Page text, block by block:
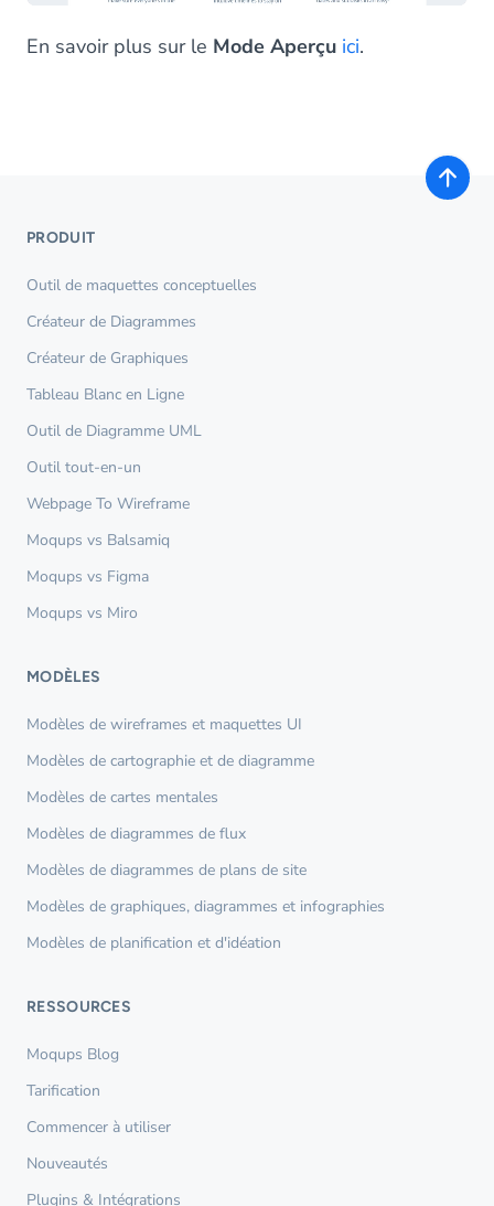
En savoir plus sur le Mode Aperçu ici.
PRODUIT
Outil de maquettes conceptuelles
Créateur de Diagrammes
Créateur de Graphiques
Tableau Blanc en Ligne
Outil de Diagramme UML
Outil tout-en-un
Webpage To Wireframe
Moqups vs Balsamiq
Moqups vs Figma
Moqups vs Miro
MODÈLES
Modèles de wireframes et maquettes UI
Modèles de cartographie et de diagramme
Modèles de cartes mentales
Modèles de diagrammes de flux
Modèles de diagrammes de plans de site
Modèles de graphiques, diagrammes et infographies
Modèles de planification et d'idéation
RESSOURCES
Moqups Blog
Tarification
Commencer à utiliser
Nouveautés
Plugins & Intégrations